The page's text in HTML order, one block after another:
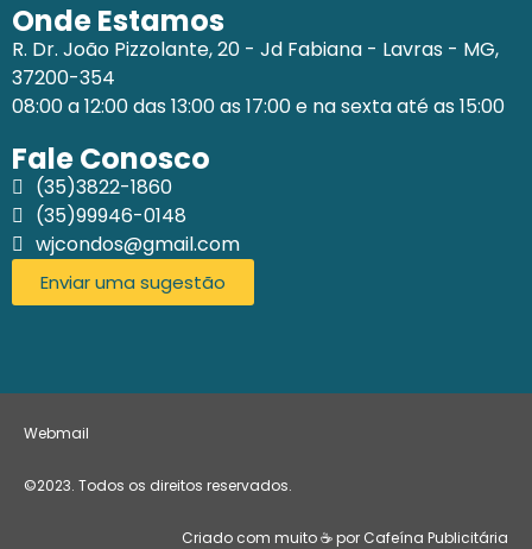
Onde Estamos
R. Dr. João Pizzolante, 20 - Jd Fabiana - Lavras - MG,
37200-354
08:00 a 12:00 das 13:00 as 17:00 e na sexta até as 15:00
Fale Conosco
(35)3822-1860
(35)99946-0148
wjcondos@gmail.com
Enviar uma sugestão
Webmail
©2023. Todos os direitos reservados.
Criado com muito ☕ por Cafeína Publicitária